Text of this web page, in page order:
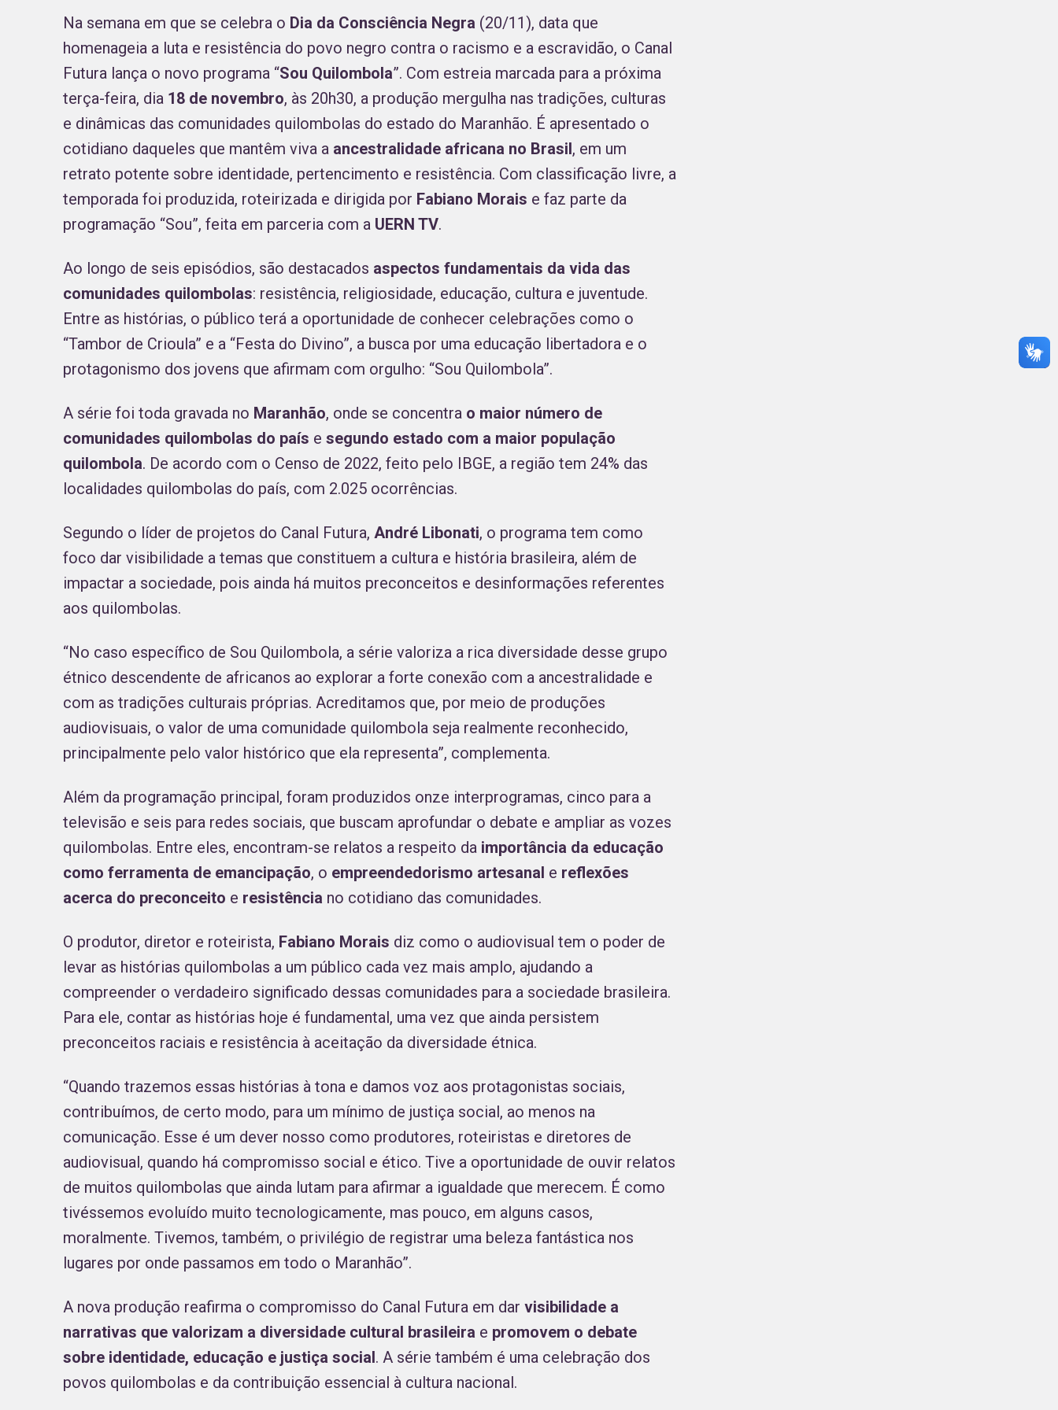
Na semana em que se celebra o Dia da Consciência Negra (20/11), data que
homenageia a luta e resistência do povo negro contra o racismo e a escravidão, o Canal
Futura lança o novo programa “Sou Quilombola”. Com estreia marcada para a próxima
terça-feira, dia 18 de novembro, às 20h30, a produção mergulha nas tradições, culturas
e dinâmicas das comunidades quilombolas do estado do Maranhão. É apresentado o
cotidiano daqueles que mantêm viva a ancestralidade africana no Brasil , em um
retrato potente sobre identidade, pertencimento e resistência. Com classificação livre, a
temporada foi produzida, roteirizada e dirigida por Fabiano Morais e faz parte da
programação “Sou”, feita em parceria com a UERN TV.
Ao longo de seis episódios, são destacados aspectos fundamentais da vida das
comunidades quilombolas: resistência, religiosidade, educação, cultura e juventude.
Entre as histórias, o público terá a oportunidade de conhecer celebrações como o
“Tambor de Crioula” e a “Festa do Divino”, a busca por uma educação libertadora e o
protagonismo dos jovens que afirmam com orgulho: “Sou Quilombola”.
A série foi toda gravada no Maranhão, onde se concentra o maior número de
comunidades quilombolas do país e segundo estado com a maior população
quilombola. De acordo com o Censo de 2022, feito pelo IBGE, a região tem 24% das
localidades quilombolas do país, com 2.025 ocorrências.
Segundo o líder de projetos do Canal Futura, André Libonati, o programa tem como
foco dar visibilidade a temas que constituem a cultura e história brasileira, além de
impactar a sociedade, pois ainda há muitos preconceitos e desinformações referentes
aos quilombolas.
“No caso específico de Sou Quilombola, a série valoriza a rica diversidade desse grupo
étnico descendente de africanos ao explorar a forte conexão com a ancestralidade e
com as tradições culturais próprias. Acreditamos que, por meio de produções
audiovisuais, o valor de uma comunidade quilombola seja realmente reconhecido,
principalmente pelo valor histórico que ela representa”, complementa.
Além da programação principal, foram produzidos onze interprogramas, cinco para a
televisão e seis para redes sociais, que buscam aprofundar o debate e ampliar as vozes
quilombolas. Entre eles, encontram-se relatos a respeito da importância da educação
como ferramenta de emancipação, o empreendedorismo artesanal e reflexões
acerca do preconceito e resistência no cotidiano das comunidades.
O produtor, diretor e roteirista, Fabiano Morais diz como o audiovisual tem o poder de
levar as histórias quilombolas a um público cada vez mais amplo, ajudando a
compreender o verdadeiro significado dessas comunidades para a sociedade brasileira.
Para ele, contar as histórias hoje é fundamental, uma vez que ainda persistem
preconceitos raciais e resistência à aceitação da diversidade étnica.
“Quando trazemos essas histórias à tona e damos voz aos protagonistas sociais,
contribuímos, de certo modo, para um mínimo de justiça social, ao menos na
comunicação. Esse é um dever nosso como produtores, roteiristas e diretores de
audiovisual, quando há compromisso social e ético. Tive a oportunidade de ouvir relatos
de muitos quilombolas que ainda lutam para afirmar a igualdade que merecem. É como
tivéssemos evoluído muito tecnologicamente, mas pouco, em alguns casos,
moralmente. Tivemos, também, o privilégio de registrar uma beleza fantástica nos
lugares por onde passamos em todo o Maranhão”.
A nova produção reafirma o compromisso do Canal Futura em dar visibilidade a
narrativas que valorizam a diversidade cultural brasileira e promovem o debate
sobre identidade, educação e justiça social . A série também é uma celebração dos
povos quilombolas e da contribuição essencial à cultura nacional.